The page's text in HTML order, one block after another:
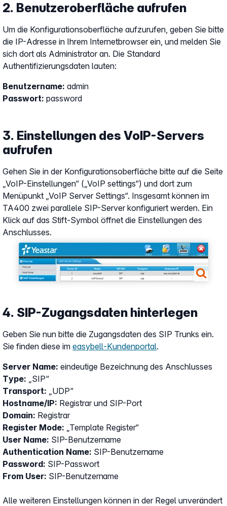
2. Benutzeroberfläche aufrufen
Um die Konfigurationsoberfläche aufzurufen, geben Sie bitte
die IP-Adresse in Ihrem Internetbrowser ein, und melden Sie
sich dort als Administrator an. Die Standard
Authentifizierungsdaten lauten:
Benutzername: admin
Passwort: password
3. Einstellungen des VoIP-Servers
aufrufen
Gehen Sie in der Konfigurationsoberfläche bitte auf die Seite
„VoIP-Einstellungen“ („VoIP settings“) und dort zum
Menüpunkt „VoIP Server Settings“. Insgesamt können im
TA400 zwei parallele SIP-Server konfiguriert werden. Ein
Klick auf das Stift-Symbol öffnet die Einstellungen des
Anschlusses.
Show larger version
4. SIP-Zugangsdaten hinterlegen
Geben Sie nun bitte die Zugangsdaten des SIP Trunks ein.
Sie finden diese im easybell-Kundenportal.
Server Name: eindeutige Bezeichnung des Anschlusses
Type: „SIP“
Transport: „UDP“
Hostname/IP: Registrar und SIP-Port
Domain: Registrar
Register Mode: „Template Register“
User Name: SIP-Benutzername
Authentication Name: SIP-Benutzername
Password: SIP-Passwort
From User: SIP-Benutzername
Alle weiteren Einstellungen können in der Regel unverändert